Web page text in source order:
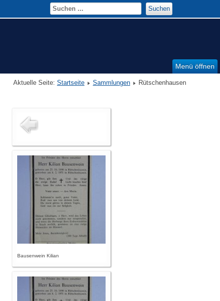
Menü öffnen
Suchen
Aktuelle Seite: Startseite Sammlungen Rütschenhausen
Bausenwein Kilian